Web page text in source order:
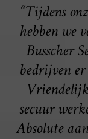
“Tijdens
hebben we
Busscher
bedrijven
secuur
Absolute